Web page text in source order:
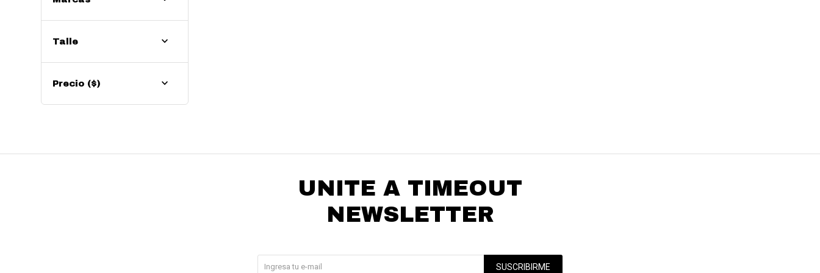
Talle
Precio ($)
UNITE A TIMEOUT
NEWSLETTER
SUSCRIBIRME